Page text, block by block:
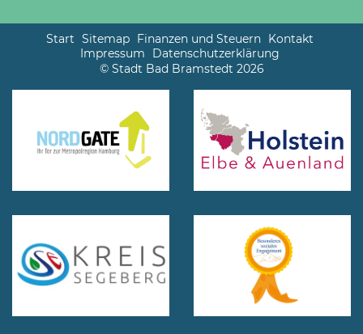
Start Sitemap Finanzen und Steuern Kontakt
Impressum
Datenschutzerklärung
© Stadt Bad Bramstedt 2026